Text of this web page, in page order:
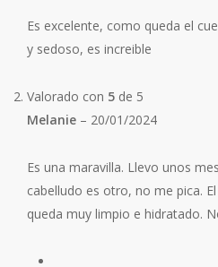
Es excelente, como queda el
y sedoso, es increible
Valorado con 5 de 5
Melanie – 20/01/2024
Es una maravilla. Llevo unos
cabelludo es otro, no me pica.
queda muy limpio e hidratado.